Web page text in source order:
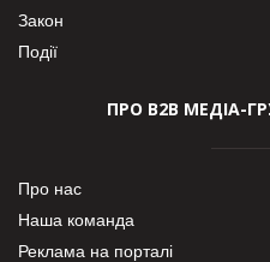
Закон
Події
ПРО В2В МЕДІА-
Про нас
Наша команда
Реклама на порталі